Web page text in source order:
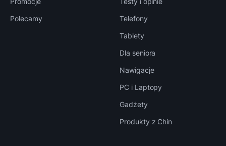
Polecamy
Telefony
Tablety
Dla seniora
Nawigacje
PC i Laptopy
Gadżety
Produkty z Chin